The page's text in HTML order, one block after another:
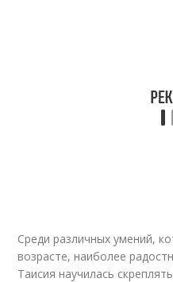
Среди различных умений,
возрасте, наиболее
Таисия научилась